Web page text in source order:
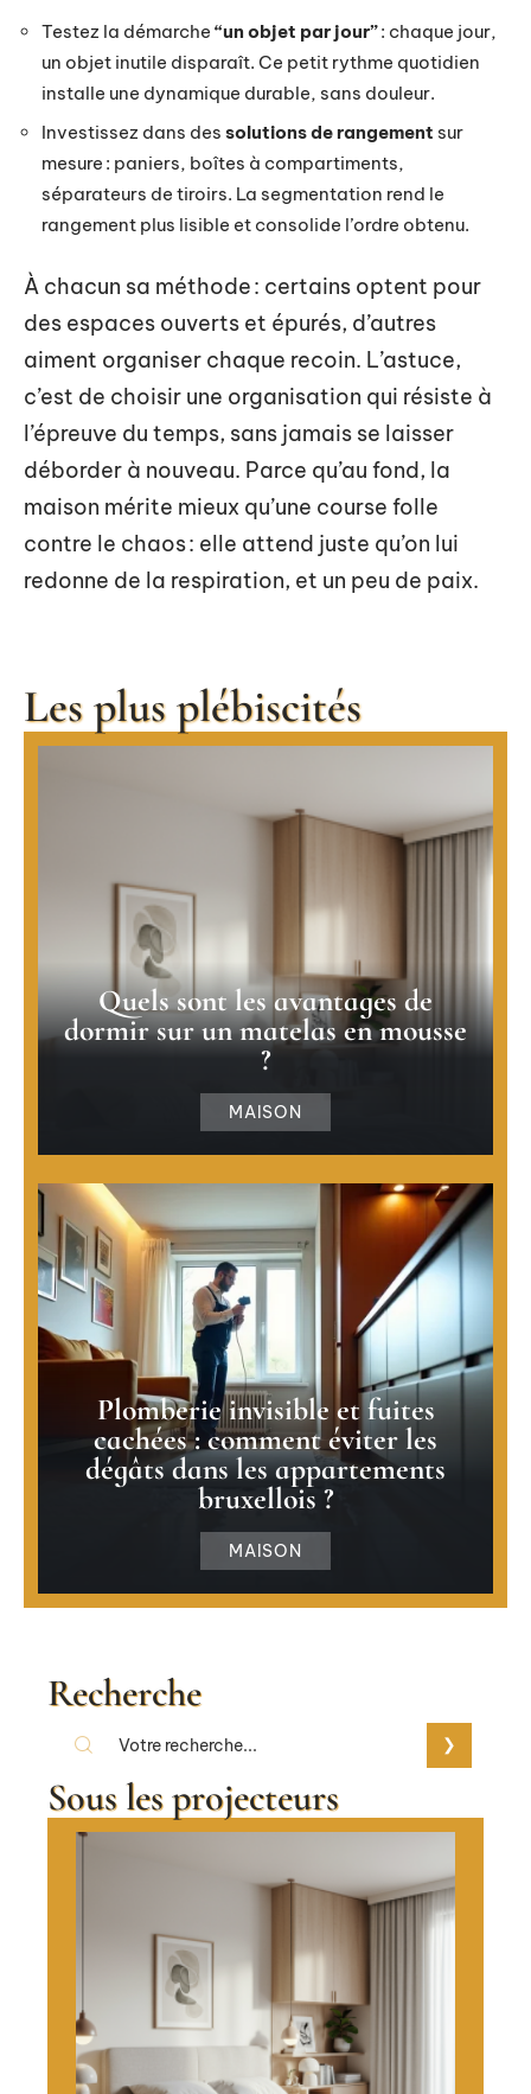
Testez la démarche “un objet par jour”: chaque jour,
un objet inutile disparaît. Ce petit rythme quotidien
installe une dynamique durable, sans douleur.
Investissez dans des solutions de rangement sur
mesure : paniers, boîtes à compartiments,
séparateurs de tiroirs. La segmentation rend le
rangement plus lisible et consolide l’ordre obtenu.
À chacun sa méthode : certains optent pour
des espaces ouverts et épurés, d’autres
aiment organiser chaque recoin. L’astuce,
c’est de choisir une organisation qui résiste à
l’épreuve du temps, sans jamais se laisser
déborder à nouveau. Parce qu’au fond, la
maison mérite mieux qu’une course folle
contre le chaos : elle attend juste qu’on lui
redonne de la respiration, et un peu de paix.
Les plus plébiscités
Quels sont les avantages de
dormir sur un matelas en mousse
?
MAISON
Plomberie invisible et fuites
cachées : comment éviter les
dégâts dans les appartements
bruxellois ?
MAISON
Recherche
Sous les projecteurs